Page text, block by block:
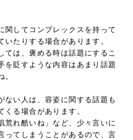
関してコンプレックスを持って
たりする場合があります。
ては、褒める時は話題にするこ
を貶すような内容はあまり話題
ない人は、容姿に関する話題も
る場合があります。
荒れ酷いね」など、少々言いに
ってしまうことがあるので、言